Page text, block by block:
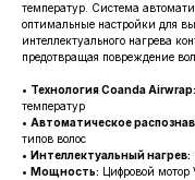
температур. Система
оптимальные настройки для
интеллектуального нагрева
предотвращая повреждение
• Технология Coanda Airwrap:
температур
• Автоматическое
типов волос
• Интеллектуальный нагрев:
• Мощность: Цифровой мотор